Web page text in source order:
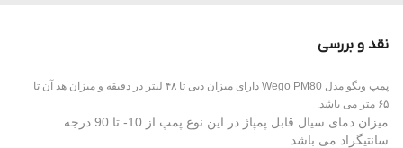
برای ساخت پوسته و پایه‌ی موتور از آلومینیوم
استفاده می‌کنند که باعث افزایش تبادل حرارتی
خواهد شد.
نقد و بررسی
پمپ ویگو مدل Wego PM80 دارای میزان دبی تا ۴۸ لیتر در دقیقه و میزان هد آن تا
۶۵ متر می باشد.
میزان دمای سیال قابل پمپاژ در این نوع پمپ از 10- تا 90 درجه
سانتیگراد می باشد.